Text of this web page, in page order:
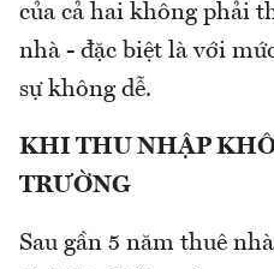
của cả hai không phải
nhà - đặc biệt là với
sự không dễ.
KHI THU NHẬP
TRƯỜNG
Sau gần 5 năm thuê